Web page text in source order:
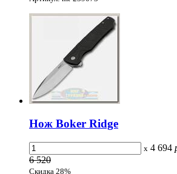
Нож Boker Ridge
x 4 694
6 520
Скидка 28%